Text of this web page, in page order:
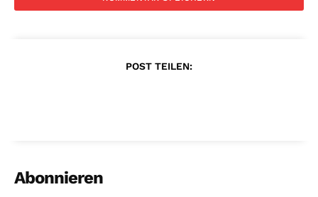
POST TEILEN:
Abonnieren